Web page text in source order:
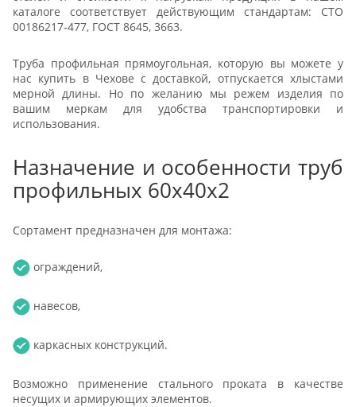
каталоге соответствует действующим стандартам: СТО
00186217-477, ГОСТ 8645, 3663.
Труба профильная прямоугольная, которую вы можете у
нас купить в Чехове с доставкой, отпускается хлыстами
мерной длины. Но по желанию мы режем изделия по
вашим меркам для удобства транспортировки и
использования.
Назначение и особенности труб
профильных 60х40х2
Сортамент предназначен для монтажа:
ограждений,
навесов,
каркасных конструкций.
Возможно применение стального проката в качестве
несущих и армирующих элементов.